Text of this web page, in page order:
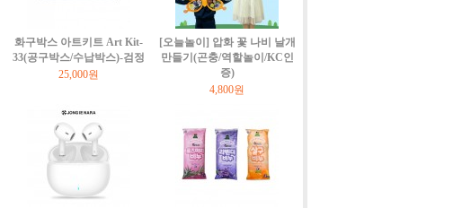
화구박스 아트키트 Art Kit-
33(공구박스/수납박스)-검정
25,000원
[오늘놀이] 압화 꽃 나비 날개
만들기(곤충/역할놀이/KC인
증)
4,800원